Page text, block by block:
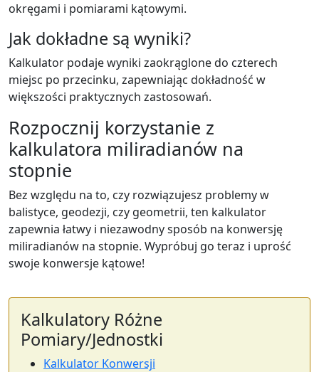
okręgami i pomiarami kątowymi.
Jak dokładne są wyniki?
Kalkulator podaje wyniki zaokrąglone do czterech
miejsc po przecinku, zapewniając dokładność w
większości praktycznych zastosowań.
Rozpocznij korzystanie z
kalkulatora miliradianów na
stopnie
Bez względu na to, czy rozwiązujesz problemy w
balistyce, geodezji, czy geometrii, ten kalkulator
zapewnia łatwy i niezawodny sposób na konwersję
miliradianów na stopnie. Wypróbuj go teraz i uprość
swoje konwersje kątowe!
Kalkulatory Różne
Pomiary/Jednostki
Kalkulator Konwersji